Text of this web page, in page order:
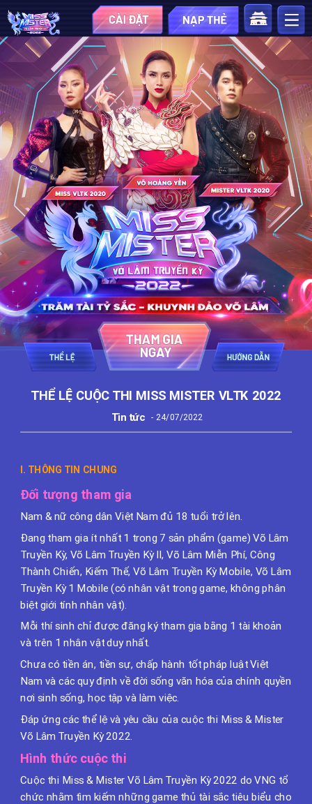
THỂ LỆ CUỘC THI MISS MISTER VLTK 2022
Tin tức 24/07/2022
I. THÔNG TIN CHUNG
Đối tượng tham gia
Nam & nữ công dân Việt Nam đủ 18 tuổi trở lên.
Đang tham gia ít nhất 1 trong 7 sản phẩm (game) Võ Lâm
Truyền Kỳ, Võ Lâm Truyền Kỳ II, Võ Lâm Miễn Phí, Công
Thành Chiến, Kiếm Thế, Võ Lâm Truyền Kỳ Mobile, Võ Lâm
Truyền Kỳ 1 Mobile (có nhân vật trong game, không phân
biệt giới tính nhân vật).
Mỗi thí sinh chỉ được đăng ký tham gia bằng 1 tài khoản
và trên 1 nhân vật duy nhất.
Chưa có tiền án, tiền sự, chấp hành tốt pháp luật Việt
Nam và các quy định về đời sống văn hóa của chính quyền
nơi sinh sống, học tập và làm việc.
Đáp ứng các thể lệ và yêu cầu của cuộc thi Miss & Mister
Võ Lâm Truyền Kỳ 2022.
Hình thức cuộc thi
Cuộc thi Miss & Mister Võ Lâm Truyền Kỳ 2022 do VNG tổ
chức nhằm tìm kiếm những game thủ tài sắc tiêu biểu cho
TRANG CHỦ
THỂ LỆ
PHẦN THƯỞNG
HƯỚNG DẪN
NHẬN HOA HỒNG
HỖ TRỢ